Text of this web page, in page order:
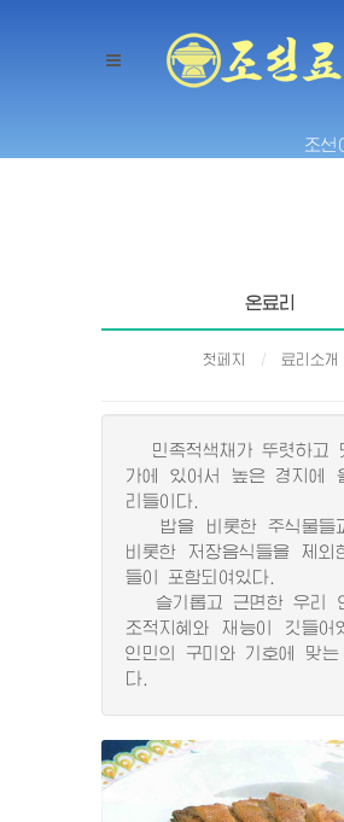
조선
온료리
첫페지 료리소개
민족적색채가 뚜렷하고
가에 있어서 높은 경지에
리들이다.
밥을 비롯한 주식물들
비롯한 저장음식들을 제외
들이 포함되여있다.
슬기롭고 근면한 우리
조적지혜와 재능이 깃들어
인민의 구미와 기호에 맞는
다.